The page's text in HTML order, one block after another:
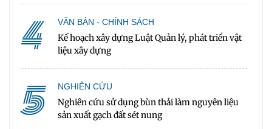
4 VĂN BẢN - CHÍNH SÁCH
Kế hoạch xây dựng Luật Quản lý, phát triển vật
liệu xây dựng
5 NGHIÊN CỨU
Nghiên cứu sử dụng bùn thải làm nguyên liệu
sản xuất gạch đất sét nung